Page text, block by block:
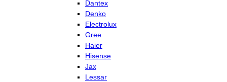
Dantex
Denko
Electrolux
Gree
Haier
Hisense
Jax
Lessar